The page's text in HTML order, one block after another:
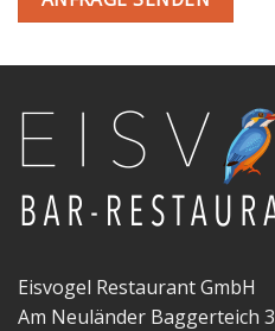
Eisvogel Restaurant GmbH
Am Neuländer Baggerteich 3